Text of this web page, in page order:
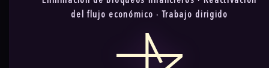
del flujo económico · Trabajo dirigido